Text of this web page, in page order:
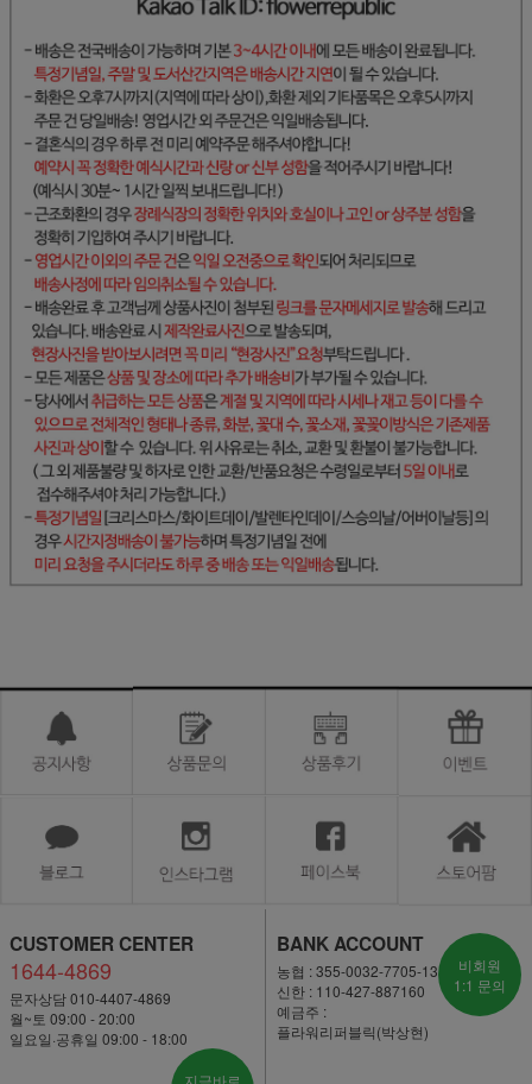
CUSTOMER CENTER
1644-4869
문자상담 010-4407-4869
월~토 09:00 - 20:00
일요일·공휴일 09:00 - 18:00
지금바로
BANK ACCOUNT
농협 : 355-0032-7705-13
신한 : 110-427-887160
예금주 :
플라워리퍼블릭(박상현)
비회원
1:1 문의